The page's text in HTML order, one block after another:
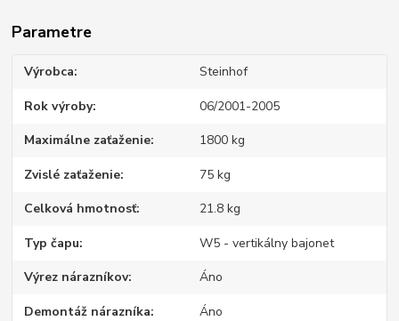
Parametre
Výrobca Steinhof
Rok výroby 06/2001-2005
Maximálne zaťaženie 1800 kg
Zvislé zaťaženie 75 kg
Celková hmotnosť 21.8 kg
Typ čapu W5 - vertikálny bajonet
Výrez nárazníkov Áno
Demontáž nárazníka Áno